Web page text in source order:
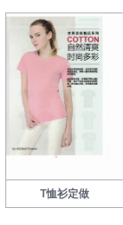
T恤衫定做